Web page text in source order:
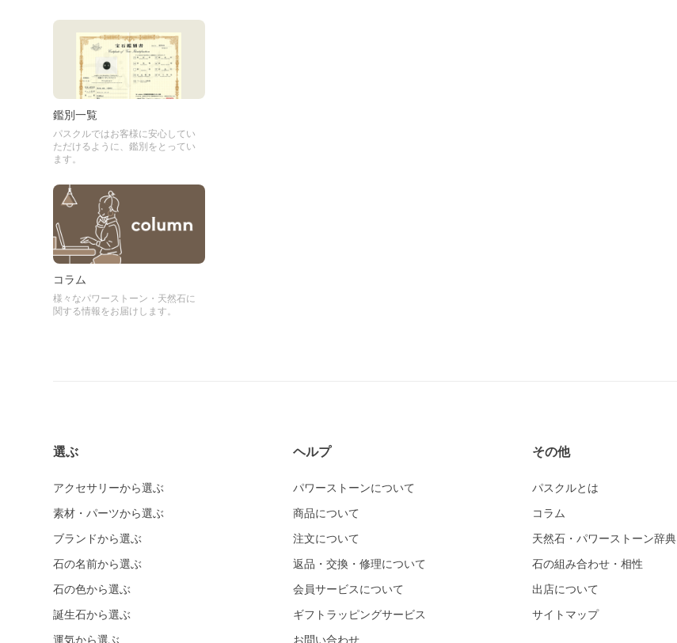
鑑別一覧
パスクルではお客様に安心してい
ただけるように、鑑別をとってい
ます。
コラム
様々なパワーストーン・天然石に
関する情報をお届けします。
選ぶ
アクセサリーから選ぶ
素材・パーツから選ぶ
ブランドから選ぶ
石の名前から選ぶ
石の色から選ぶ
誕生石から選ぶ
運気から選ぶ
ヘルプ
パワーストーンについて
商品について
注文について
返品・交換・修理について
会員サービスについて
ギフトラッピングサービス
お問い合わせ
その他
パスクルとは
コラム
天然石・パワーストーン辞典
石の組み合わせ・相性
出店について
サイトマップ